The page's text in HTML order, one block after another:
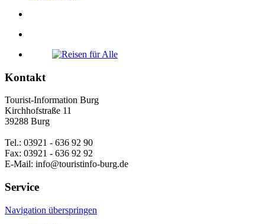
Kontakt
Tourist-Information Burg
Kirchhofstraße 11
39288 Burg
Tel.: 03921 - 636 92 90
Fax: 03921 - 636 92 92
E-Mail: info@touristinfo-burg.de
Service
Navigation überspringen